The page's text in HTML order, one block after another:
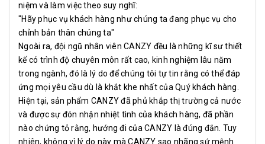
niệm và làm việc theo suy nghĩ:
"Hãy phục vụ khách hàng như chúng ta đang phục vụ cho
chỉnh bản thân chúng ta"
Ngoài ra, đội ngũ nhân viên CANZY đều là những kĩ sư thiết
kế có trình độ chuyên môn rất cao, kinh nghiệm lâu năm
trong ngành, đó là lý do để chúng tôi tự tin rằng có thể đáp
ứng mọi yêu cầu dù là khắt khe nhất của Quý khách hàng.
Hiện tại, sản phẩm CANZY đã phủ khắp thị trường cả nước
và được sự đón nhận nhiệt tình của khách hàng, đã phần
nào chứng tỏ rằng, hướng đi của CANZY là đúng đắn. Tuy
nhiên, không vì lý do này mà CANZY sao nhãng sứ mệnh